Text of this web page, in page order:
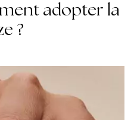
adopter la
?